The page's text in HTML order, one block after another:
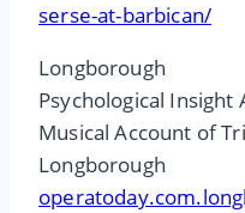
serse-at-barbican/
Longborough
Psychological
Musical Account of
Longborough